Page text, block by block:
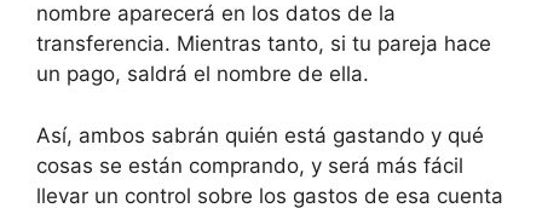
nombre aparecerá en los datos de la
transferencia. Mientras tanto, si tu pareja hace
un pago, saldrá el nombre de ella.
Así, ambos sabrán quién está gastando y qué
cosas se están comprando, y será más fácil
llevar un control sobre los gastos de esa cuenta